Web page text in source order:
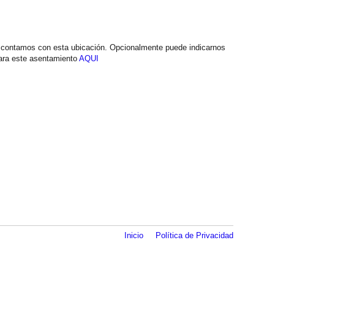
con esta ubicación. Opcionalmente puede indicarnos
este asentamientoAQUI
Inicio Política de Privacidad